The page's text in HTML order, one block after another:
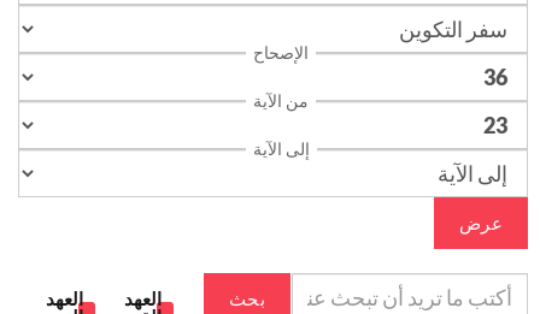
الإصحاح
من الآية
إلى الآية
عرض
بحث
العهد
العهد